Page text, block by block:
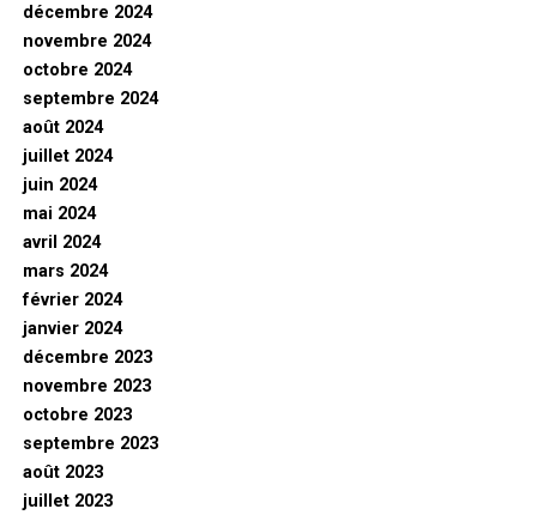
décembre 2024
novembre 2024
octobre 2024
septembre 2024
août 2024
juillet 2024
juin 2024
mai 2024
avril 2024
mars 2024
février 2024
janvier 2024
décembre 2023
novembre 2023
octobre 2023
septembre 2023
août 2023
juillet 2023